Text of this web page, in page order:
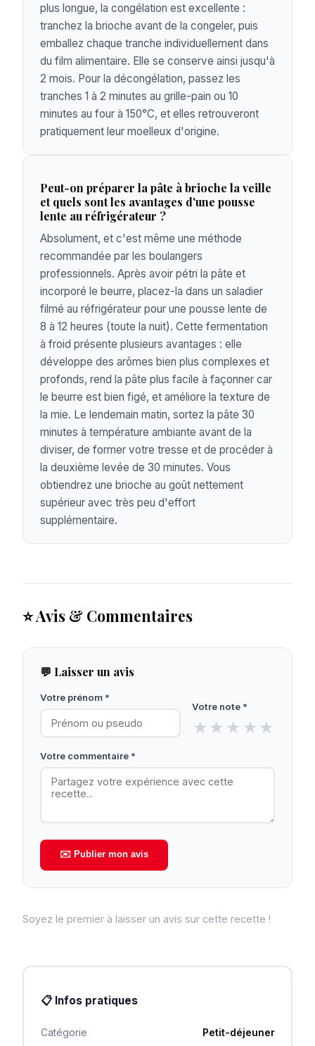
plus longue, la congélation est excellente :
tranchez la brioche avant de la congeler, puis
emballez chaque tranche individuellement dans
du film alimentaire. Elle se conserve ainsi jusqu'à
2 mois. Pour la décongélation, passez les
tranches 1 à 2 minutes au grille-pain ou 10
minutes au four à 150°C, et elles retrouveront
pratiquement leur moelleux d'origine.
Peut-on préparer la pâte à brioche la veille
et quels sont les avantages d'une pousse
lente au réfrigérateur ?
Absolument, et c'est même une méthode
recommandée par les boulangers
professionnels. Après avoir pétri la pâte et
incorporé le beurre, placez-la dans un saladier
filmé au réfrigérateur pour une pousse lente de
8 à 12 heures (toute la nuit). Cette fermentation
à froid présente plusieurs avantages : elle
développe des arômes bien plus complexes et
profonds, rend la pâte plus facile à façonner car
le beurre est bien figé, et améliore la texture de
la mie. Le lendemain matin, sortez la pâte 30
minutes à température ambiante avant de la
diviser, de former votre tresse et de procéder à
la deuxième levée de 30 minutes. Vous
obtiendrez une brioche au goût nettement
supérieur avec très peu d'effort
supplémentaire.
⭐ Avis & Commentaires
💬 Laisser un avis
Votre prénom *
Votre note *
★ ★ ★ ★ ★
Votre commentaire *
✉️ Publier mon avis
Soyez le premier à laisser un avis sur cette recette !
📋 Infos pratiques
Catégorie Petit-déjeuner